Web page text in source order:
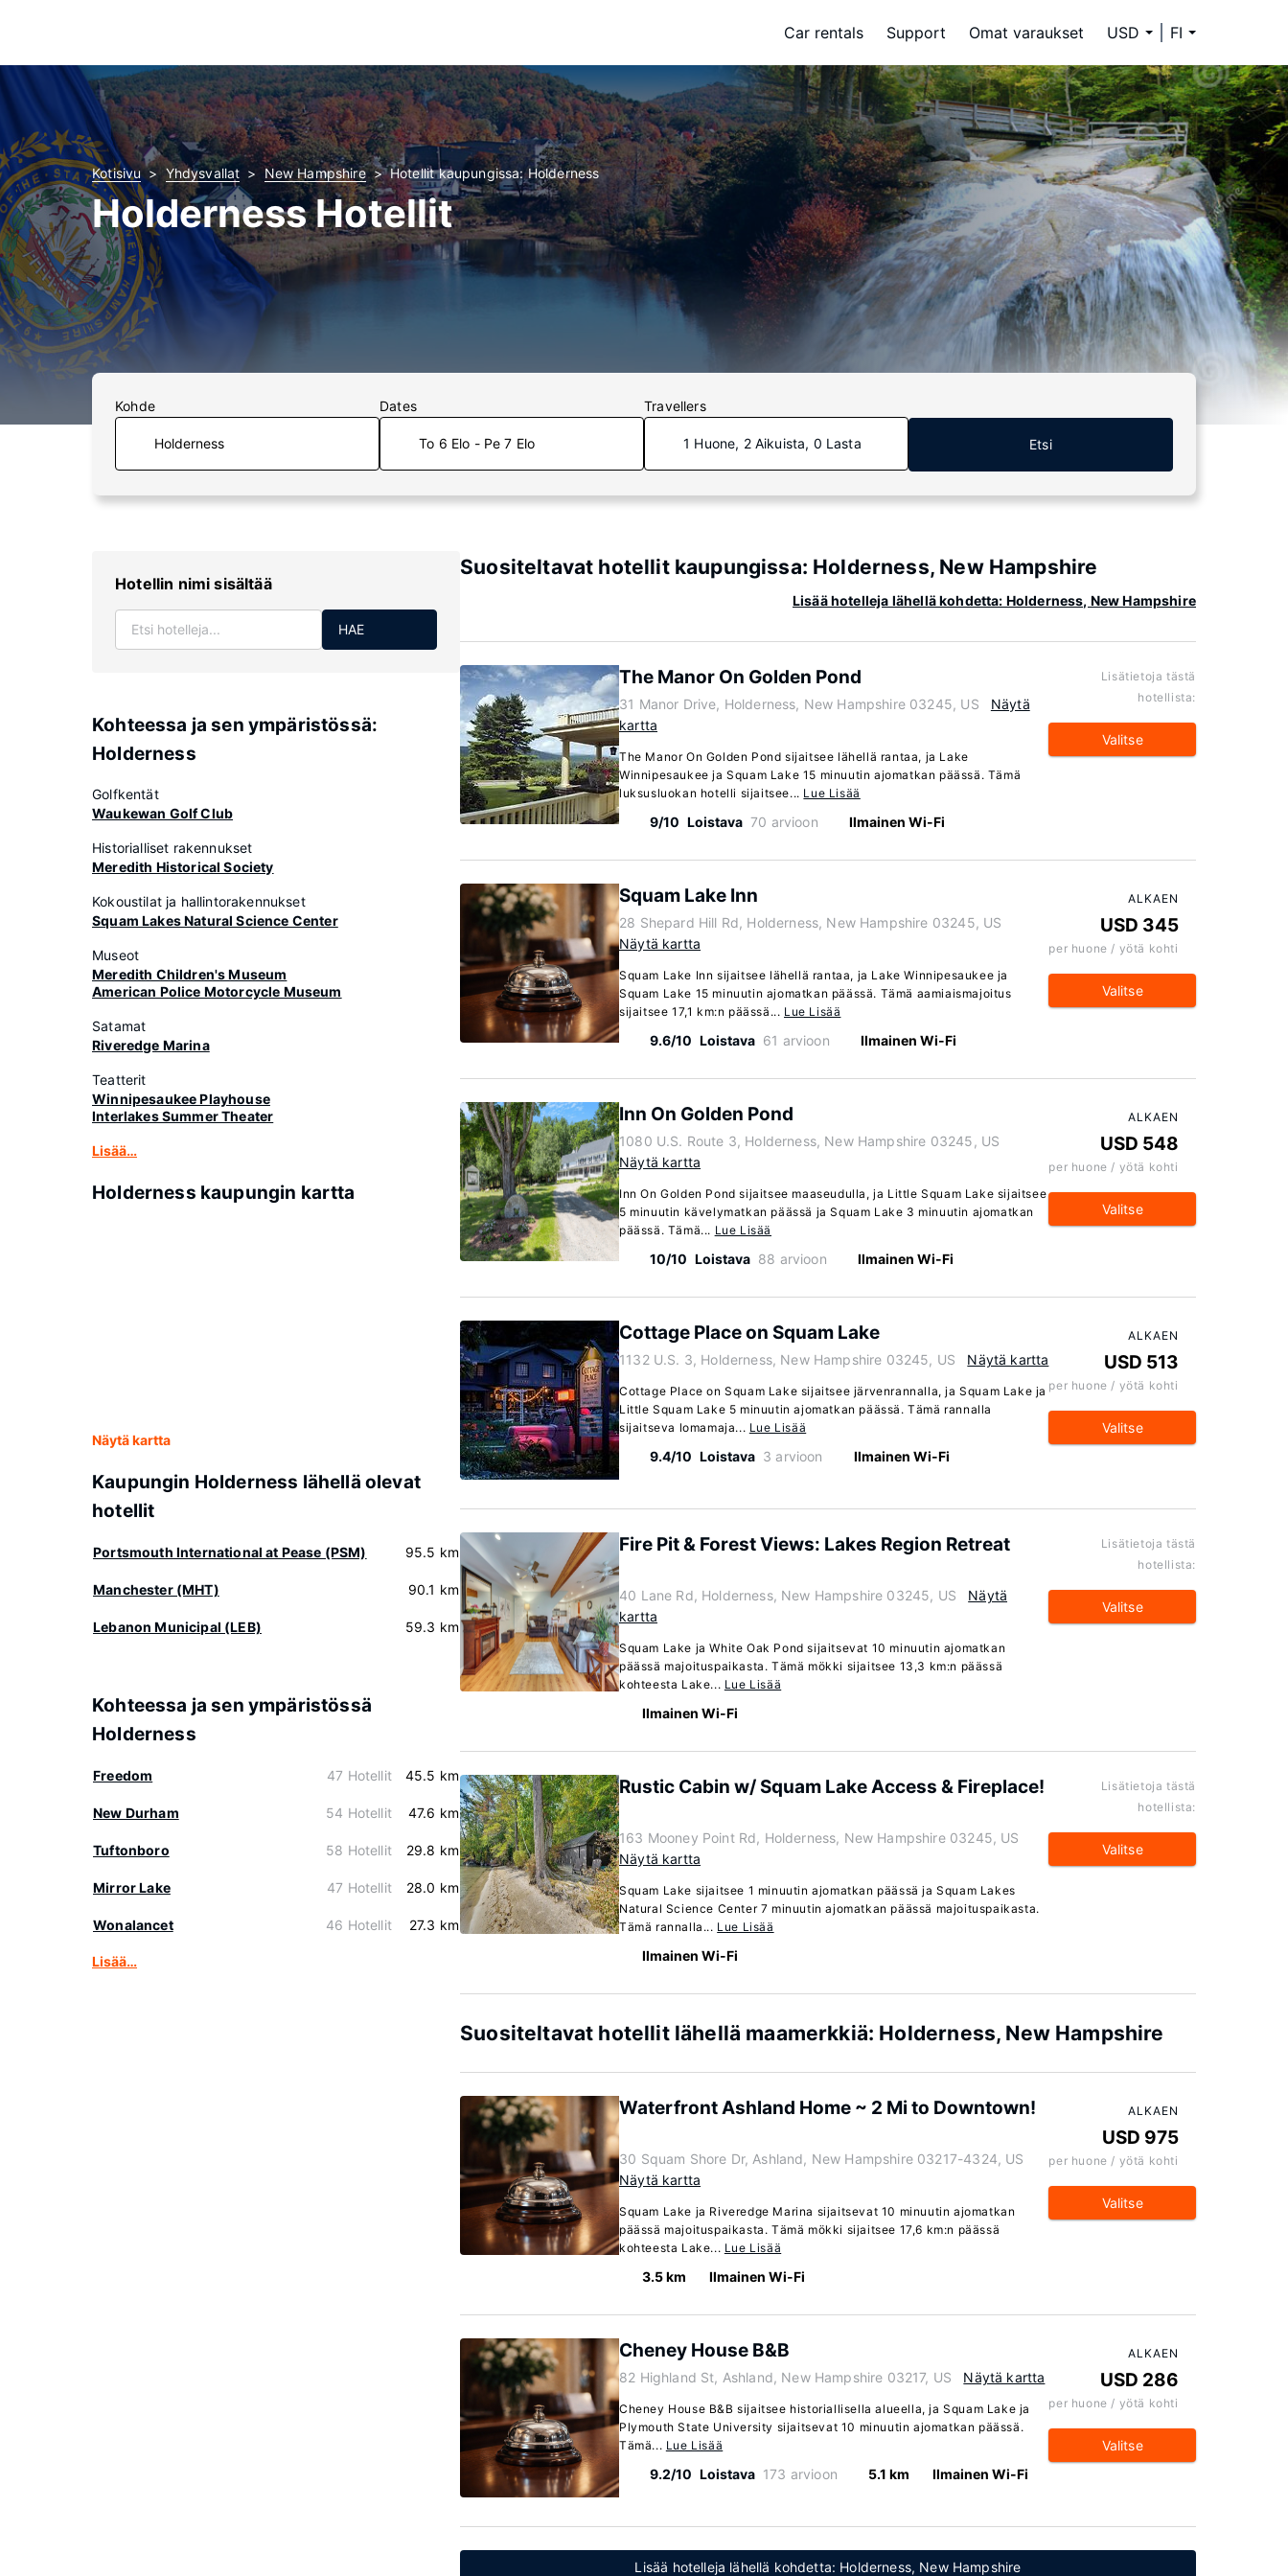
Car rentals Support Omat varaukset USD FI
Kotisivu Yhdysvallat New Hampshire Hotellit kaupungissa: Holderness
Holderness Hotellit
Kohde Dates
To 6 Elo - Pe 7 Elo
Travellers
1 Huone, 2 Aikuista, 0 Lasta Etsi
Hotellin nimi sisältää
HAE
Kohteessa ja sen ympäristössä:
Holderness
Golfkentät
Waukewan Golf Club
Historialliset rakennukset
Meredith Historical Society
Kokoustilat ja hallintorakennukset
Squam Lakes Natural Science Center
Museot
Meredith Children's Museum
American Police Motorcycle Museum
Satamat
Riveredge Marina
Teatterit
Winnipesaukee Playhouse
Interlakes Summer Theater
Lisää…
Holderness kaupungin kartta
Näytä kartta
Kaupungin Holderness lähellä olevat
hotellit
Portsmouth International at Pease (PSM) 95.5 km
Manchester (MHT) 90.1 km
Lebanon Municipal (LEB) 59.3 km
Kohteessa ja sen ympäristössä
Holderness
Freedom 47 Hotellit 45.5 km
New Durham 54 Hotellit 47.6 km
Tuftonboro 58 Hotellit 29.8 km
Mirror Lake 47 Hotellit 28.0 km
Wonalancet 46 Hotellit 27.3 km
Lisää…
Suositeltavat hotellit kaupungissa: Holderness, New Hampshire
Lisää hotelleja lähellä kohdetta: Holderness, New Hampshire
The Manor On Golden Pond
31 Manor Drive, Holderness, New Hampshire 03245, US
Näytä
kartta
The Manor On Golden Pond sijaitsee lähellä rantaa, ja Lake
Winnipesaukee ja Squam Lake 15 minuutin ajomatkan päässä. Tämä
luksusluokan hotelli sijaitsee... Lue Lisää
9/10 Loistava 70 arvioon Ilmainen Wi-Fi
Lisätietoja tästä
hotellista:
Valitse
Squam Lake Inn
28 Shepard Hill Rd, Holderness, New Hampshire 03245, US
Näytä kartta
Squam Lake Inn sijaitsee lähellä rantaa, ja Lake Winnipesaukee ja
Squam Lake 15 minuutin ajomatkan päässä. Tämä aamiaismajoitus
sijaitsee 17,1 km:n päässä... Lue Lisää
9.6/10 Loistava 61 arvioon Ilmainen Wi-Fi
ALKAEN
USD 345
per huone / yötä kohti
Valitse
Inn On Golden Pond
1080 U.S. Route 3, Holderness, New Hampshire 03245, US
Näytä kartta
Inn On Golden Pond sijaitsee maaseudulla, ja Little Squam Lake sijaitsee
5 minuutin kävelymatkan päässä ja Squam Lake 3 minuutin ajomatkan
päässä. Tämä... Lue Lisää
10/10 Loistava 88 arvioon Ilmainen Wi-Fi
ALKAEN
USD 548
per huone / yötä kohti
Valitse
Cottage Place on Squam Lake
1132 U.S. 3, Holderness, New Hampshire 03245, US Näytä kartta
Cottage Place on Squam Lake sijaitsee järvenrannalla, ja Squam Lake ja
Little Squam Lake 5 minuutin ajomatkan päässä. Tämä rannalla
sijaitseva lomamaja... Lue Lisää
9.4/10 Loistava 3 arvioon Ilmainen Wi-Fi
ALKAEN
USD 513
per huone / yötä kohti
Valitse
Fire Pit & Forest Views: Lakes Region Retreat
40 Lane Rd, Holderness, New Hampshire 03245, US
Näytä
kartta
Squam Lake ja White Oak Pond sijaitsevat 10 minuutin ajomatkan
päässä majoituspaikasta. Tämä mökki sijaitsee 13,3 km:n päässä
kohteesta Lake... Lue Lisää
Ilmainen Wi-Fi
Lisätietoja tästä
hotellista:
Valitse
Rustic Cabin w/ Squam Lake Access & Fireplace!
163 Mooney Point Rd, Holderness, New Hampshire 03245, US
Näytä kartta
Squam Lake sijaitsee 1 minuutin ajomatkan päässä ja Squam Lakes
Natural Science Center 7 minuutin ajomatkan päässä majoituspaikasta.
Tämä rannalla... Lue Lisää
Ilmainen Wi-Fi
Lisätietoja tästä
hotellista:
Valitse
Suositeltavat hotellit lähellä maamerkkiä: Holderness, New Hampshire
Waterfront Ashland Home ~ 2 Mi to Downtown!
30 Squam Shore Dr, Ashland, New Hampshire 03217-4324, US
Näytä kartta
Squam Lake ja Riveredge Marina sijaitsevat 10 minuutin ajomatkan
päässä majoituspaikasta. Tämä mökki sijaitsee 17,6 km:n päässä
kohteesta Lake... Lue Lisää
3.5 km Ilmainen Wi-Fi
ALKAEN
USD 975
per huone / yötä kohti
Valitse
Cheney House B&B
82 Highland St, Ashland, New Hampshire 03217, US Näytä kartta
Cheney House B&B sijaitsee historiallisella alueella, ja Squam Lake ja
Plymouth State University sijaitsevat 10 minuutin ajomatkan päässä.
Tämä... Lue Lisää
9.2/10 Loistava 173 arvioon 5.1 km Ilmainen Wi-Fi
ALKAEN
USD 286
per huone / yötä kohti
Valitse
Lisää hotelleja lähellä kohdetta: Holderness, New Hampshire